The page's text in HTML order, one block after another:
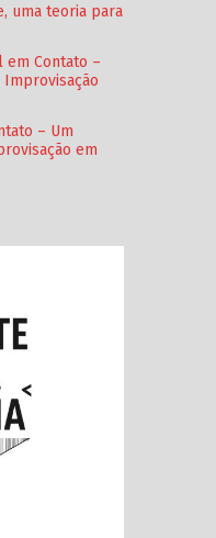
uma teoria para
em Contato –
Improvisação
– Um
em